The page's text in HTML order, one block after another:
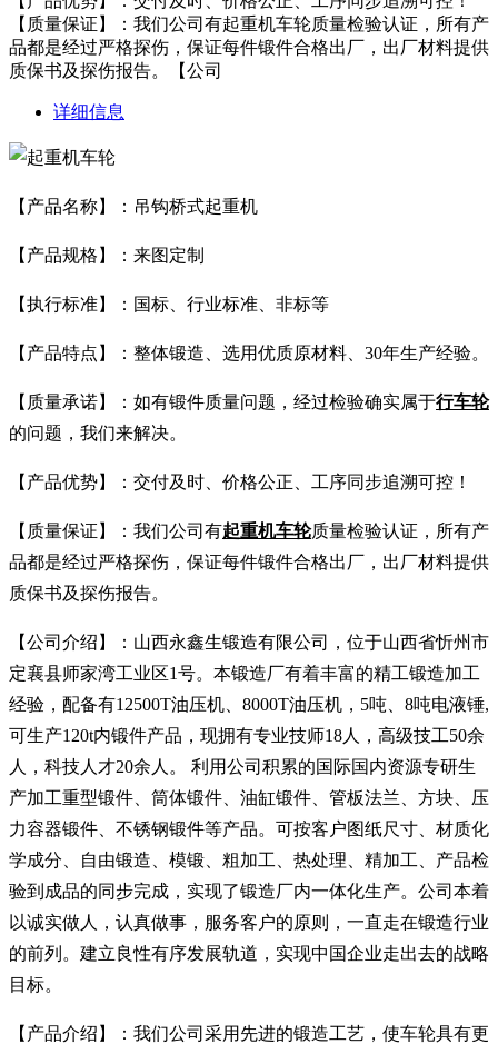
【质量保证】：我们公司有起重机车轮质量检验认证，所有产
品都是经过严格探伤，保证每件锻件合格出厂，出厂材料提供
质保书及探伤报告。【公司
详细信息
【产品名称】：吊钩桥式起重机
【产品规格】：来图定制
【执行标准】：国标、行业标准、非标等
【产品特点】：整体锻造、选用优质原材料、30年生产经验。
【质量承诺】：如有锻件质量问题，经过检验确实属于行车轮
的问题，我们来解决。
【产品优势】：交付及时、价格公正、工序同步追溯可控！
【质量保证】：我们公司有起重机车轮质量检验认证，所有产
品都是经过严格探伤，保证每件锻件合格出厂，出厂材料提供
质保书及探伤报告。
【公司介绍】：山西永鑫生锻造有限公司，位于山西省忻州市
定襄县师家湾工业区1号。本锻造厂有着丰富的精工锻造加工
经验，配备有12500T油压机、8000T油压机，5吨、8吨电液锤,
可生产120t内锻件产品，现拥有专业技师18人，高级技工50余
人，科技人才20余人。 利用公司积累的国际国内资源专研生
产加工重型锻件、筒体锻件、油缸锻件、管板法兰、方块、压
力容器锻件、不锈钢锻件等产品。可按客户图纸尺寸、材质化
学成分、自由锻造、模锻、粗加工、热处理、精加工、产品检
验到成品的同步完成，实现了锻造厂内一体化生产。公司本着
以诚实做人，认真做事，服务客户的原则，一直走在锻造行业
的前列。建立良性有序发展轨道，实现中国企业走出去的战略
目标。
【产品介绍】：我们公司采用先进的锻造工艺，使车轮具有更